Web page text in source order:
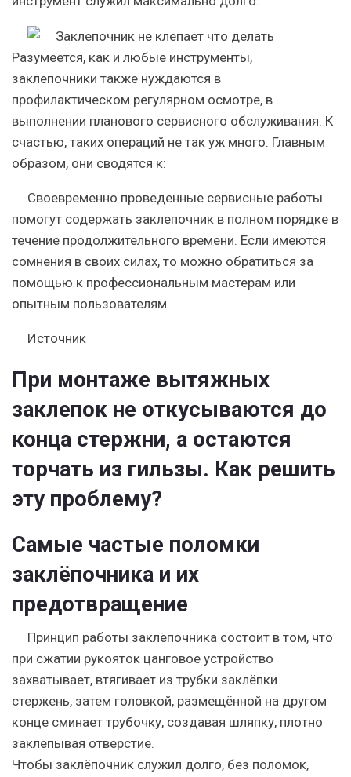
Разумеется, как и любые инструменты,
заклепочники также нуждаются в
профилактическом регулярном осмотре, в
выполнении планового сервисного обслуживания. К
счастью, таких операций не так уж много. Главным
образом, они сводятся к:
Своевременно проведенные сервисные работы
помогут содержать заклепочник в полном порядке в
течение продолжительного времени. Если имеются
сомнения в своих силах, то можно обратиться за
помощью к профессиональным мастерам или
опытным пользователям.
Источник
При монтаже вытяжных
заклепок не откусываются до
конца стержни, а остаются
торчать из гильзы. Как решить
эту проблему?
Самые частые поломки
заклёпочника и их
предотвращение
Принцип работы заклёпочника состоит в том, что
при сжатии рукояток цанговое устройство
захватывает, втягивает из трубки заклёпки
стержень, затем головкой, размещённой на другом
конце сминает трубочку, создавая шляпку, плотно
заклёпывая отверстие.
Чтобы заклёпочник служил долго, без поломок,